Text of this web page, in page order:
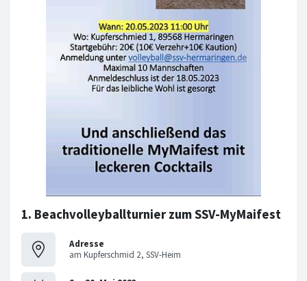
1. Beachvolleyballturnier zum SSV-MyMaifest
Adresse
am Kupferschmid 2, SSV-Heim